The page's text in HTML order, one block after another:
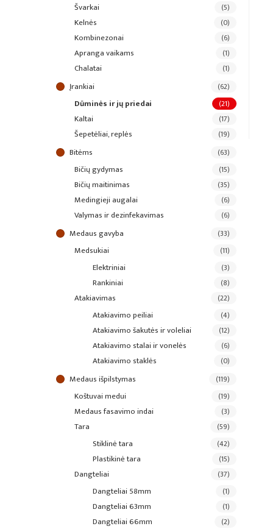
švarkai (5)
kelnės (0)
kombinezonai (6)
apranga vaikams (1)
chalatai (1)
įrankiai (62)
dūminės ir jų priedai (21)
kaltai (17)
šepetėliai, replės (19)
bitėms (63)
bičių gydymas (15)
bičių maitinimas (35)
medingieji augalai (6)
valymas ir dezinfekavimas (6)
medaus gavyba (33)
medsukiai (11)
elektriniai (3)
rankiniai (8)
atakiavimas (22)
atakiavimo peiliai (4)
atakiavimo šakutės ir voleliai (12)
atakiavimo stalai ir vonelės (6)
atakiavimo staklės (0)
medaus išpilstymas (119)
koštuvai medui (19)
medaus fasavimo indai (3)
tara (59)
stiklinė tara (42)
plastikinė tara (15)
dangteliai (37)
dangteliai 58mm (1)
dangteliai 63mm (1)
dangteliai 66mm (2)